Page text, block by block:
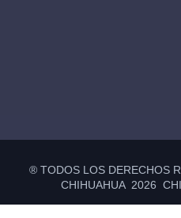
® TODOS LOS DERECHOS
CHIHUAHUA 2026